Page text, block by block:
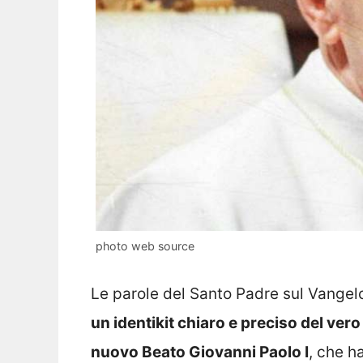
photo web source
Le parole del Santo Padre sul
un identikit chiaro e preciso del
nuovo Beato Giovanni Paolo I, che